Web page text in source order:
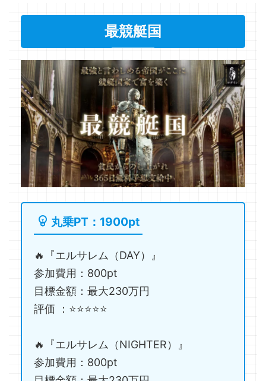
最競艇国
丸乗PT：1900pt
🔥『エルサレム（DAY）』
参加費用：800pt
目標金額：最大230万円
評価 ：⭐️⭐️⭐️⭐️⭐️
🔥『エルサレム（NIGHTER）』
参加費用：800pt